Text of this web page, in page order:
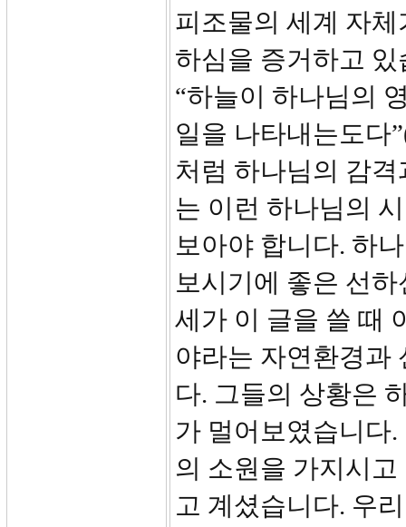
피조물의 세계 자
하심을 증거하고
“하늘이 하나님의
일을 나타내는도다
처럼 하나님의 감
는 이런 하나님의
보아야 합니다. 하
보시기에 좋은 선
세가 이 글을 쓸 때
야라는 자연환경과
다. 그들의 상황은
가 멀어보였습니다
의 소원을 가지시
고 계셨습니다. 우